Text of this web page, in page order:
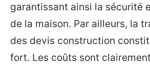
garantissant ainsi la sécurité
de la maison. Par ailleurs, la
des devis construction
fort. Les coûts sont